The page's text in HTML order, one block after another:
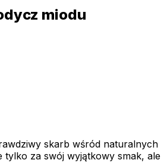
miodu
skarb wśród naturalnych
tylko za swój wyjątkowy smak, ale